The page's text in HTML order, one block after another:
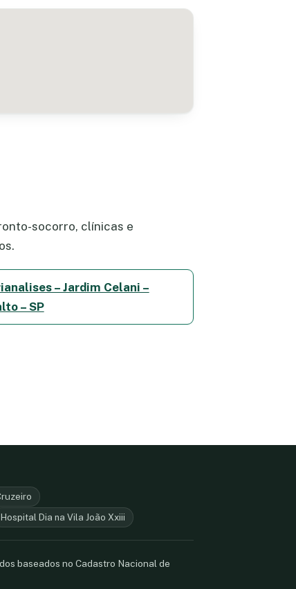
socorro, clínicas e
– Jardim Celani –
– SP
Hospital Dia na Vila João Xxiii
baseados no Cadastro Nacional de